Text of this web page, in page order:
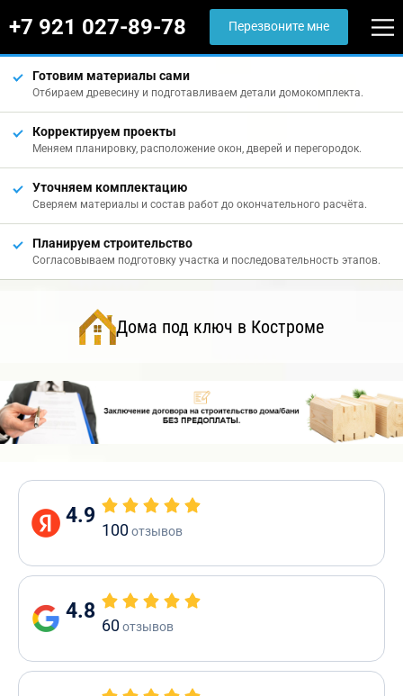
+7 921 027-89-78 Перезвоните мне
Готовим материалы сами
Отбираем древесину и подготавливаем детали домокомплекта.
Корректируем проекты
Меняем планировку, расположение окон, дверей и перегородок.
Уточняем комплектацию
Сверяем материалы и состав работ до окончательного расчёта.
Планируем строительство
Согласовываем подготовку участка и последовательность этапов.
Дома под ключ в Костроме
4.9
100отзывов
4.8
60отзывов